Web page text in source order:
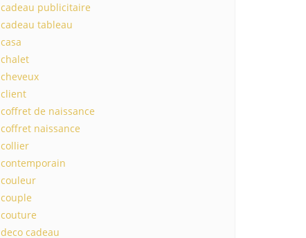
cadeau publicitaire
cadeau tableau
casa
chalet
cheveux
client
coffret de naissance
coffret naissance
collier
contemporain
couleur
couple
couture
deco cadeau